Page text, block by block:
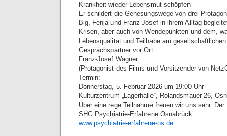
Krankheit wieder Lebensmut schöpfen
Er schildert die Genesungswege von drei
Big, Fenja und Franz-Josef in ihrem Alltag
Krisen, aber auch von Wendepunkten und dem,
Lebensqualität und Teilhabe am
Gesprächspartner vor Ort:
Franz-Josef Wagner
(Protagonist des Films und Vorsitzender von
Termin:
Donnerstag, 5. Februar 2026 um 19:00 Uhr
Kulturzentrum „Lagerhalle“, Rolandsmauer 26,
Über eine rege Teilnahme freuen wir uns sehr.
SHG Psychiatrie-Erfahrene Osnabrück
www.psychiatrie-erfahrene-os.de